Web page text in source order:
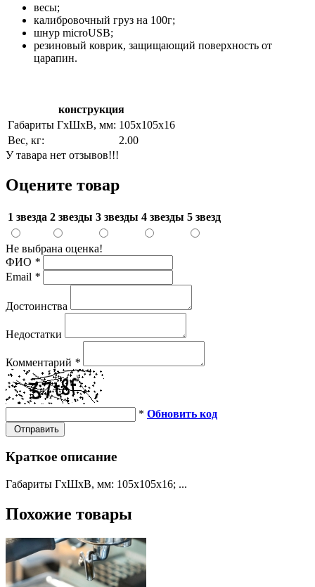
весы;
калибровочный груз на 100г;
шнур microUSB;
резиновый коврик, защищающий поверхность от
царапин.
конструкция
Габариты ГхШхВ, мм: 105х105х16
Вес, кг:
2.00
У тавара нет отзывов!!!
Оцените товар
1 звезда 2 звезды 3 звезды 4 звезды 5 звезд
Не выбрана оценка!
ФИО *
Email *
Достоинства
Недостатки
Комментарий *
* Обновить код
Отправить
Краткое описание
Габариты ГхШхВ, мм: 105х105х16; ...
Похожие товары